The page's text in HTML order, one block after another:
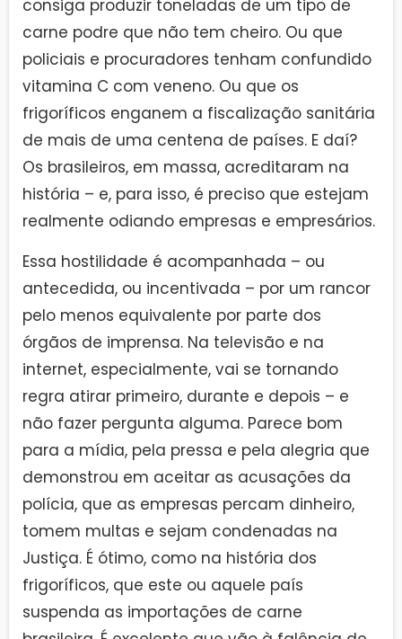
consiga produzir toneladas de um tipo de
carne podre que não tem cheiro. Ou que
policiais e procuradores tenham confundido
vitamina C com veneno. Ou que os
frigoríficos enganem a fiscalização sanitária
de mais de uma centena de países. E daí?
Os brasileiros, em massa, acreditaram na
história – e, para isso, é preciso que estejam
realmente odiando empresas e empresários.
Essa hostilidade é acompanhada – ou
antecedida, ou incentivada – por um rancor
pelo menos equivalente por parte dos
órgãos de imprensa. Na televisão e na
internet, especialmente, vai se tornando
regra atirar primeiro, durante e depois – e
não fazer pergunta alguma. Parece bom
para a mídia, pela pressa e pela alegria que
demonstrou em aceitar as acusações da
polícia, que as empresas percam dinheiro,
tomem multas e sejam condenadas na
Justiça. É ótimo, como na história dos
frigoríficos, que este ou aquele país
suspenda as importações de carne